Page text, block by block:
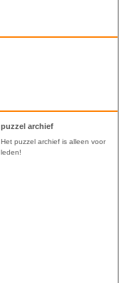
puzzel archief
Het puzzel archief is alleen voor
leden!